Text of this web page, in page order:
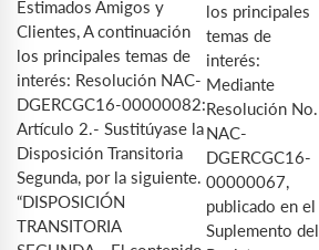
Estimados Amigos y
Clientes, A continuación
los principales temas de
interés: Resolución NAC-
DGERCGC16-00000082:
Artículo 2.- Sustitúyase la
Disposición Transitoria
Segunda, por la siguiente.
“DISPOSICIÓN
TRANSITORIA
los principales
temas de
interés:
Mediante
Resolución No.
NAC-
DGERCGC16-
00000067,
publicado en el
Suplemento del